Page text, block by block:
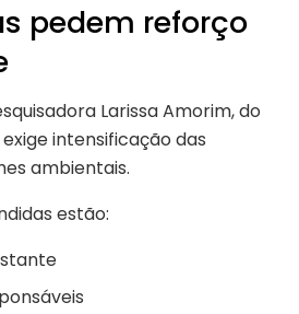
pedem reforço
Larissa Amorim, do
intensificação das
ambientais.
estão: